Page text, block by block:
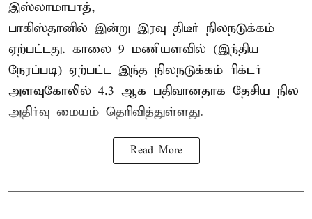
இஸ்லாமாபாத்,
பாகிஸ்தானில் இன்று இரவு திடீர் நிலநடுக்கம்
ஏற்பட்டது. காலை 9 மணியளவில் (இந்திய
நேரப்படி) ஏற்பட்ட இந்த நிலநடுக்கம் ரிக்டர்
அளவுகோலில் 4.3 ஆக பதிவானதாக தேசிய நில
அதிர்வு மையம் தெரிவித்துள்ளது.
Read More